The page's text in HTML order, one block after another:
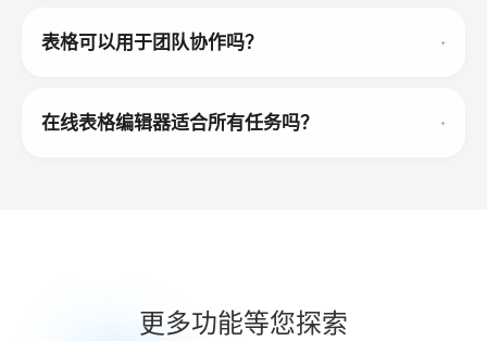
表格可以用于团队协作吗？
在线表格编辑器适合所有任务吗？
更多功能等您探索